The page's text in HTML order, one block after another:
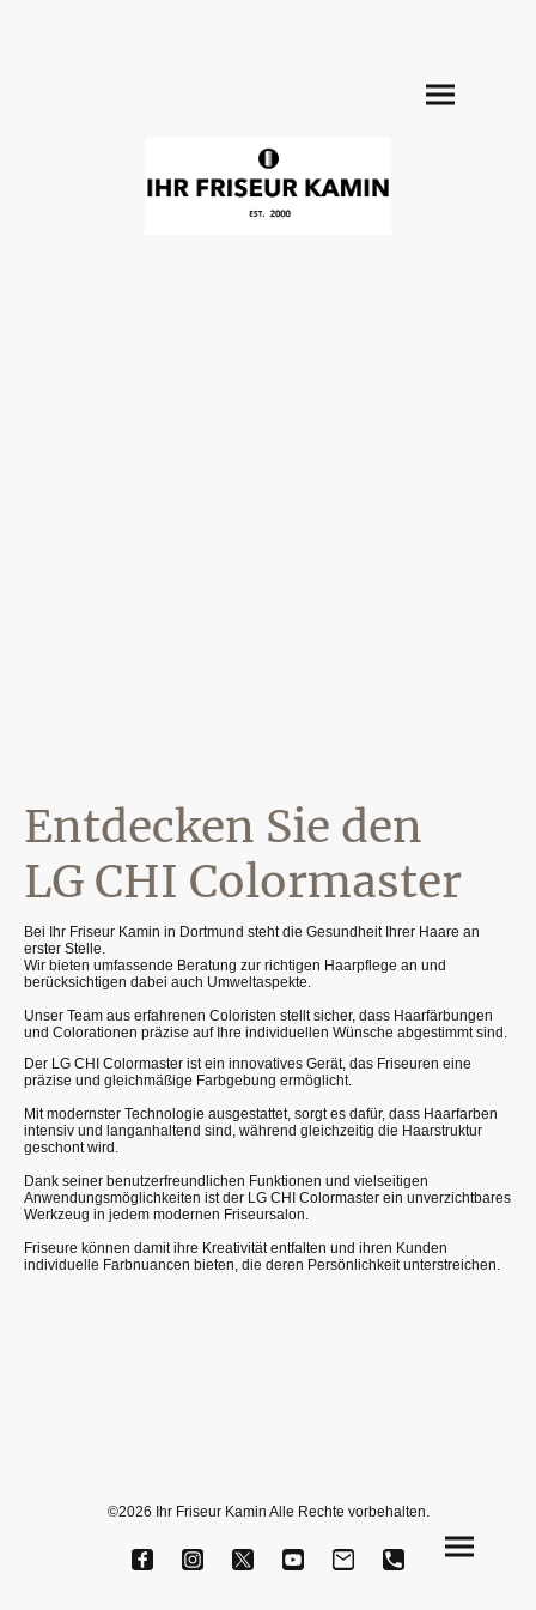
Entdecken Sie den
LG CHI Colormaster
Bei Ihr Friseur Kamin in Dortmund steht die Gesundheit Ihrer Haare an
erster Stelle.
Wir bieten umfassende Beratung zur richtigen Haarpflege an und
berücksichtigen dabei auch Umweltaspekte.
Unser Team aus erfahrenen Coloristen stellt sicher, dass Haarfärbungen
und Colorationen präzise auf Ihre individuellen Wünsche abgestimmt sind.
Der LG CHI Colormaster ist ein innovatives Gerät, das Friseuren eine
präzise und gleichmäßige Farbgebung ermöglicht.
Mit modernster Technologie ausgestattet, sorgt es dafür, dass Haarfarben
intensiv und langanhaltend sind, während gleichzeitig die Haarstruktur
geschont wird.
Dank seiner benutzerfreundlichen Funktionen und vielseitigen
Anwendungsmöglichkeiten ist der LG CHI Colormaster ein unverzichtbares
Werkzeug in jedem modernen Friseursalon.
Friseure können damit ihre Kreativität entfalten und ihren Kunden
individuelle Farbnuancen bieten, die deren Persönlichkeit unterstreichen.
©2026 Ihr Friseur Kamin Alle Rechte vorbehalten.